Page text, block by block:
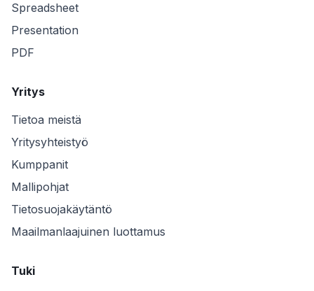
Spreadsheet
Presentation
PDF
Yritys
Tietoa meistä
Yritysyhteistyö
Kumppanit
Mallipohjat
Tietosuojakäytäntö
Maailmanlaajuinen luottamus
Tuki